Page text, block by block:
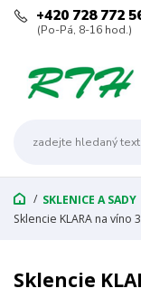
+420 728 772
(Po-Pá, 8-16 hod.)
SKLENICE A SADY
Sklencie KLARA na víno
Sklencie